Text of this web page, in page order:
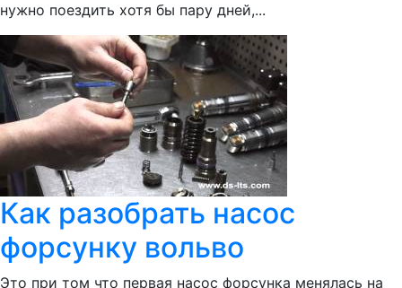
нужно поездить хотя бы пару дней,...
Как разобрать насос
форсунку вольво
Это при том что первая насос форсунка менялась на